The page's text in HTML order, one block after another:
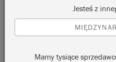
ARCTIC
by
Jesteś z
Mamy tysiące